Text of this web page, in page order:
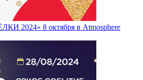
2024» 8 октября в Atmosphere